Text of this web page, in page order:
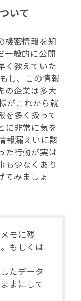
いて
機密情報を知
一般的に公開
く教えていた
し、この情報
の企業は多大
がこれから就
を多く扱って
に非常に気を
報漏えいに該
た行動が実は
も少なくあり
てみましょ
モに残
もしくは
たデータ
まにして